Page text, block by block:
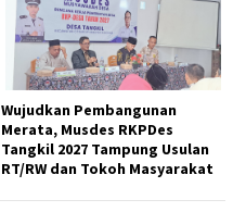
Wujudkan Pembangunan
Merata, Musdes RKPDes
Tangkil 2027 Tampung Usulan
RT/RW dan Tokoh Masyarakat